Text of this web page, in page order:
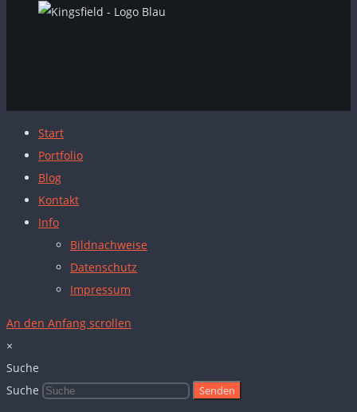
Start
Portfolio
Blog
Kontakt
Info
Bildnachweise
Datenschutz
Impressum
An den Anfang scrollen
×
Suche
Suche
Senden